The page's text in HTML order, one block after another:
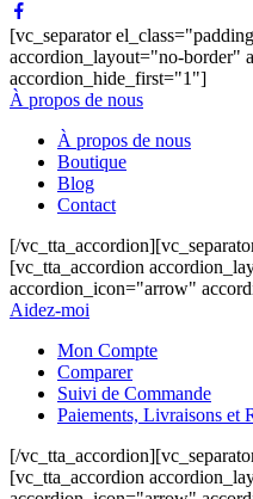
[vc_separator
accordion_layout="no-border"
accordion_hide_first="1"]
À propos de nous
À propos de nous
Boutique
Blog
Contact
[/
[vc_tta_accordion
accordion_icon="arrow"
Aidez-moi
Mon Compte
Comparer
Suivi de Commande
Paiements, Livraisons et
[/
[vc_tta_accordion